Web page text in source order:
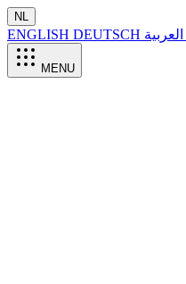
NL
ENGLISH DEUTSCH
MENU